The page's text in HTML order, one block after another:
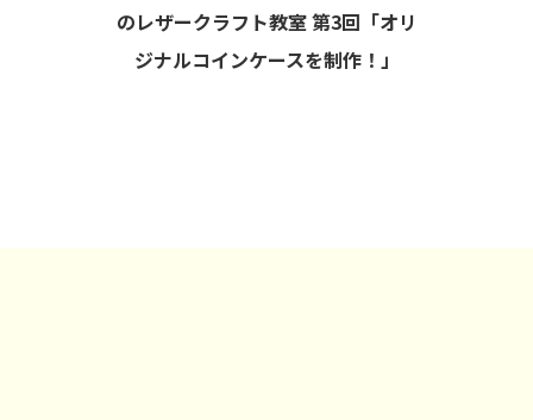
のレザークラフト教室 第3回「オリ
ジナルコインケースを制作！」